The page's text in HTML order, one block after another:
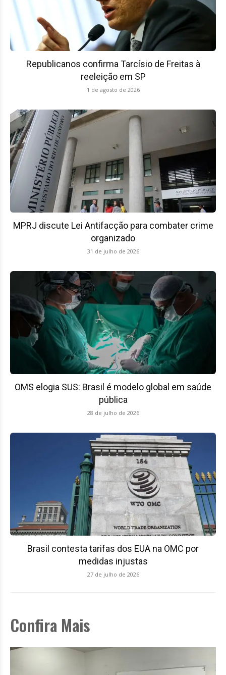
Republicanos confirma Tarcísio de Freitas à
reeleição em SP
1 de agosto de 2026
MPRJ discute Lei Antifacção para combater crime
organizado
31 de julho de 2026
OMS elogia SUS: Brasil é modelo global em saúde
pública
28 de julho de 2026
Brasil contesta tarifas dos EUA na OMC por
medidas injustas
27 de julho de 2026
Confira Mais